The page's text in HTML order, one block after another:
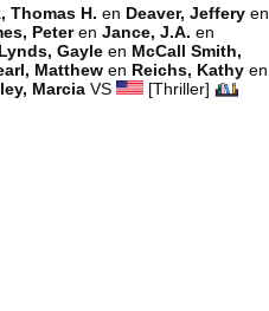
Thomas H. en Deaver, Jeffery en
Peteren Jance, J.A. en
Lynds, Gayle en McCall Smith,
Matthew en Reichs, Kathy en
Marcia VS
[Thriller]